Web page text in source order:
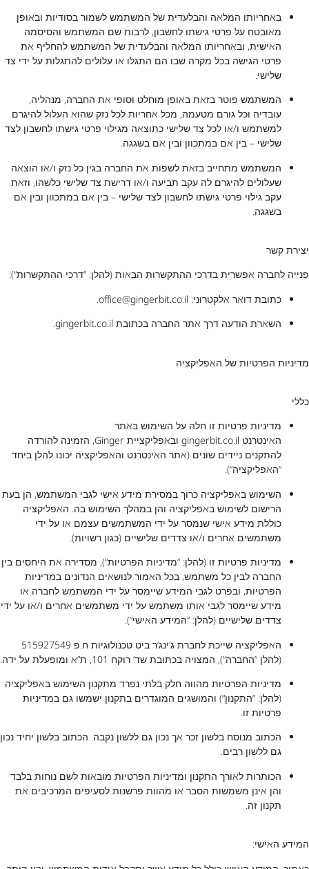
באחריותו המלאה והבלעדית של המשתמש לשמור בסודיות ובאופן
מאובטח על פרטי גישתו לחשבון, לרבות שם המשתמש והסיסמה
האישית, ובאחריותו המלאה והבלעדית של המשתמש להחליף את
פרטי הגישה בכל מקרה שבו הם התגלו או עלולים להתגלות על ידי צד
שלישי.
המשתמש פוטר בזאת באופן מוחלט וסופי את החברה, מנהליה,
עובדיה וכל גורם מטעמה, מכל אחריות לכל נזק שהוא העלול להיגרם
למשתמש ו/או לכל צד שלישי כתוצאה מגילוי פרטי גישתו לחשבון לצד
שלישי – בין אם במתכוון ובין אם בשגגה.
המשתמש מתחייב בזאת לשפות את החברה בגין כל נזק ו/או הוצאה
שעלולים להיגרם לה עקב תביעה ו/או דרישת צד שלישי כלשהו, וזאת
עקב גילוי פרטי גישתו לחשבון לצד שלישי – בין אם במתכוון ובין אם
בשגגה.
יצירת קשר
פנייה לחברה אפשרית בדרכי ההתקשרות הבאות (להלן: “דרכי ההתקשרות“):
כתובת דואר אלקטרוני: office@gingerbit.co.il
.
השארת הודעה דרך אתר החברה בכתובת gingerbit.co.il
.
מדיניות הפרטיות של האפליקציה
כללי
מדיניות פרטיות זו חלה על השימוש באתר
האינטרנט gingerbit.co.il
ובאפליקציית Ginger, הזמינה להורדה
להתקנים ניידים שונים (אתר האינטרנט והאפליקציה יכונו להלן ביחד
“האפליקציה“).
השימוש באפליקציה כרוך במסירת מידע אישי לגבי המשתמש, הן בעת
הרישום לשימוש באפליקציה והן במהלך השימוש בה. האפליקציה
כוללת מידע אישי שנמסר על ידי המשתמשים עצמם או על ידי
משתמשים אחרים ו/או צדדים שלישיים (כגון רשויות).
מדיניות פרטיות זו (להלן: “מדיניות הפרטיות“), מסדירה את היחסים בין
החברה לבין כל משתמש, בכל האמור לנושאים הנדונים במדיניות
הפרטיות, ובפרט לגבי המידע שיימסר על ידי המשתמש לחברה או
מידע שיימסר לגבי אותו משתמש על ידי משתמשים אחרים ו/או על ידי
צדדים שלישיים (להלן: “המידע האישי“).
האפליקציה שייכת לחברת ג’ינג’ר ביט טכנולוגיות ח.פ 515927549
(להלן “החברה“), המצויה בכתובת שד’ רוקח 101, ת”א ומופעלת על ידה.
מדיניות הפרטיות מהווה חלק בלתי נפרד מתקנון השימוש באפליקציה
(להלן: “התקנון“) והמושגים המוגדרים בתקנון ישמשו גם במדיניות
פרטיות זו.
הכתוב מנוסח בלשון זכר אך נכון גם ללשון נקבה. הכתוב בלשון יחיד נכון
גם ללשון רבים.
הכותרות לאורך התקנון ומדיניות הפרטיות מובאות לשם נוחות בלבד
והן אינן משמשות הסבר או מהוות פרשנות לסעיפים המרכיבים את
תקנון זה.
המידע האישי: